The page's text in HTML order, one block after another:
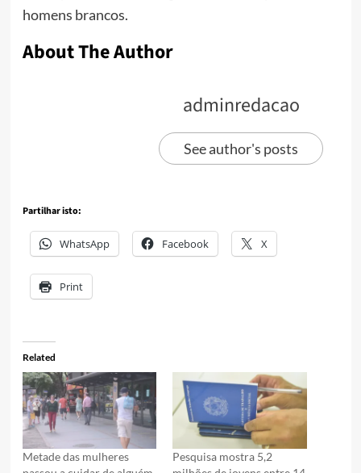
homens brancos.
About The Author
adminredacao
See author's posts
Partilhar isto:
WhatsApp Facebook X
Print
Related
Metade das mulheres
Pesquisa mostra 5,2